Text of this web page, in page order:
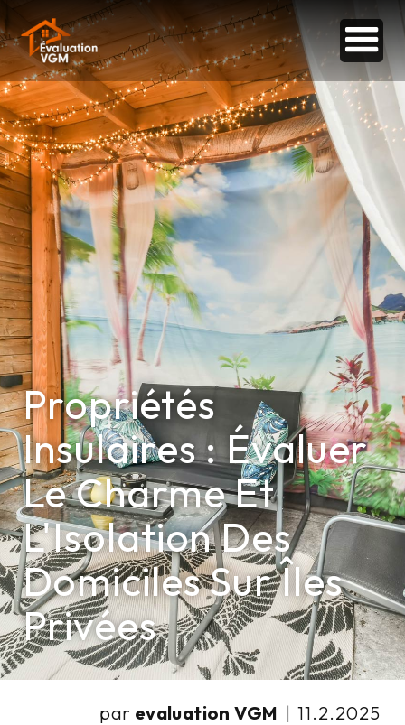
Propriétés
Insulaires : Évaluer
Le Charme Et
L'Isolation Des
Domiciles Sur Îles
Privées
par evaluation VGM | 11.2.2025